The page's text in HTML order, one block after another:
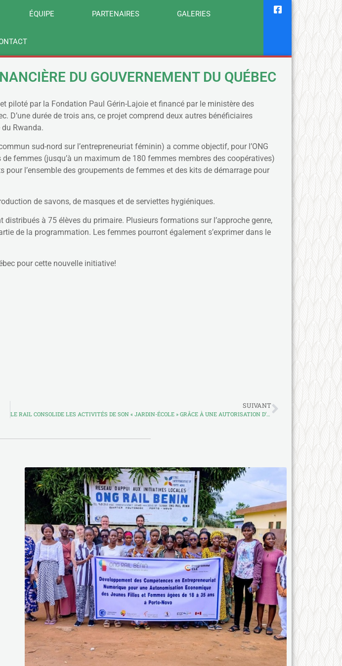
ÉQUIPE PARTENAIRES GALERIES
DU GOUVERNEMENT DU QUÉBEC
piloté par la Fondation Paul Gérin-Lajoie et financé par le ministère des
D’une durée de trois ans, ce projet comprend deux autres bénéficiaires
Rwanda.
sud-nord sur l’entrepreneuriat féminin) a comme objectif, pour l’ONG
femmes (jusqu’à un maximum de 180 femmes membres des coopératives)
l’ensemble des groupements de femmes et des kits de démarrage pour
de savons, de masques et de serviettes hygiéniques.
à 75 élèves du primaire. Plusieurs formations sur l’approche genre,
de la programmation. Les femmes pourront également s’exprimer dans le
pour cette nouvelle initiative!
SUIVANT
LE RAIL CONSOLIDE LES ACTIVITÉS DE SON « JARDIN-ÉCOLE » GRÂCE À UNE AUTORISATION D’OCCUPATION DE L’ESPACE PUBLIC DE LA MAIRIE DE PORTO-NOVO